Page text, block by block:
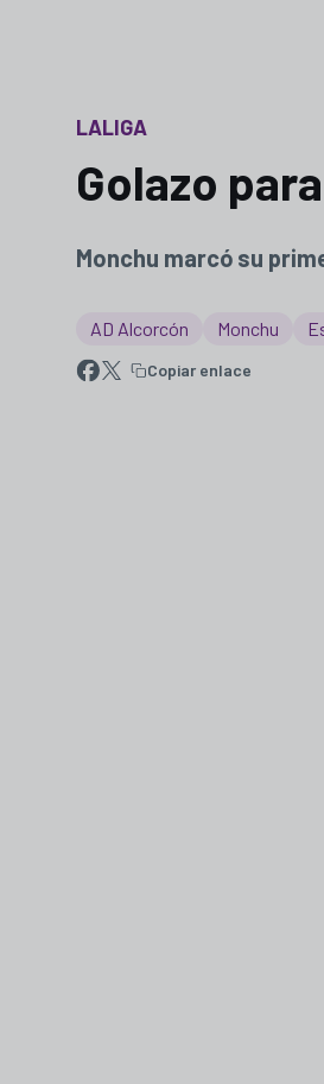
LALIGA
Golazo
Monchu marcó su
AD Alcorcón Monchu
Copiar enlace